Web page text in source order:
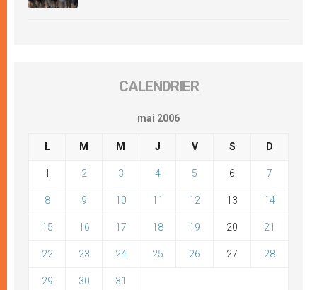
CALENDRIER
mai 2006
L M M J V S D
1 2 3 4 5 6 7
8 9 10 11 12 13 14
15 16 17 18 19 20 21
22 23 24 25 26 27 28
29 30 31